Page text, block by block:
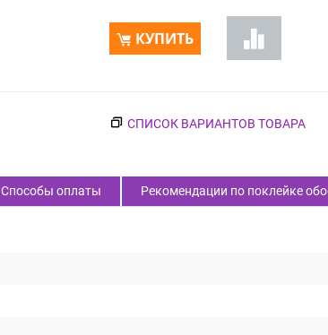
КУПИТЬ
СПИСОК ВАРИАНТОВ ТОВАРА
Способы оплаты Рекомендации по поклейке